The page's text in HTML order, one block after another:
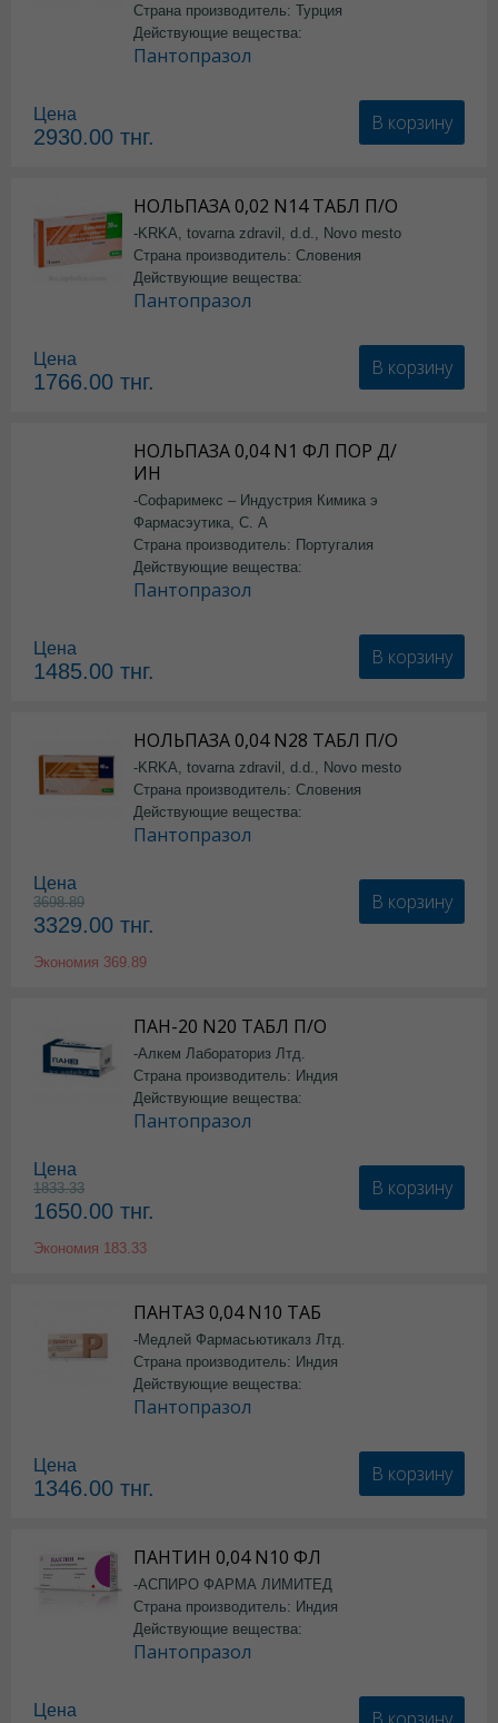
Страна производитель: Турция
Действующие вещества:
Пантопразол
Цена
2930.00 тнг.
В корзину
НОЛЬПАЗА 0,02 N14 ТАБЛ П/О
-KRKA, tovarna zdravil, d.d., Novo mesto
Страна производитель: Словения
Действующие вещества:
Пантопразол
Цена
1766.00 тнг.
В корзину
НОЛЬПАЗА 0,04 N1 ФЛ ПОР Д/
ИН
-Софаримекс – Индустрия Кимика э
Фармасэутика, С. А
Страна производитель: Португалия
Действующие вещества:
Пантопразол
Цена
1485.00 тнг.
В корзину
НОЛЬПАЗА 0,04 N28 ТАБЛ П/О
-KRKA, tovarna zdravil, d.d., Novo mesto
Страна производитель: Словения
Действующие вещества:
Пантопразол
Цена
3698.89
3329.00 тнг.
Экономия 369.89
В корзину
ПАН-20 N20 ТАБЛ П/О
-Алкем Лабораториз Лтд.
Страна производитель: Индия
Действующие вещества:
Пантопразол
Цена
1833.33
1650.00 тнг.
Экономия 183.33
В корзину
ПАНТАЗ 0,04 N10 ТАБ
-Медлей Фармасьютикалз Лтд.
Страна производитель: Индия
Действующие вещества:
Пантопразол
Цена
1346.00 тнг.
В корзину
ПАНТИН 0,04 N10 ФЛ
-АСПИРО ФАРМА ЛИМИТЕД
Страна производитель: Индия
Действующие вещества:
Пантопразол
Цена В корзину